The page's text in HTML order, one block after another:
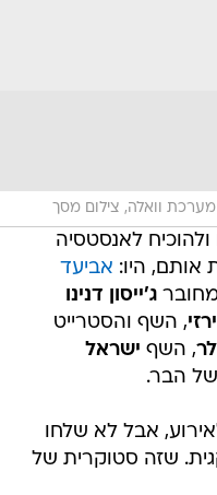
מערכת וואלה, צילום מסך
לאנסטסיה
אותם, היו: אביעד
ג'ייסון דנינו
, השף והסטרייט
, השף ישראל
הבר.
אבל לא שלחו
שזה סטוקרית של